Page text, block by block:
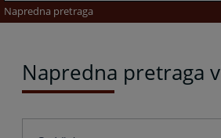
Napredna pretraga
Napredna pretraga